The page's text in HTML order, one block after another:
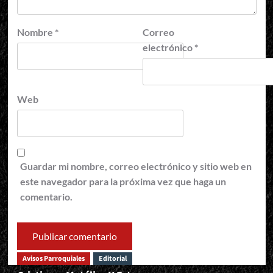
Nombre *
Correo
electrónico *
Web
Guardar mi nombre, correo electrónico y sitio web en
este navegador para la próxima vez que haga un
comentario.
Avisos Parroquiales Editorial